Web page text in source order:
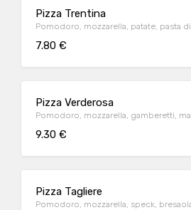
Pizza Trentina
Pomodoro, mozzarella, patate, pasta
7.80 €
Pizza Verderosa
Pomodoro, mozzarella, gamberetti,
9.30 €
Pizza Tagliere
Pomodoro, mozzarella, speck,